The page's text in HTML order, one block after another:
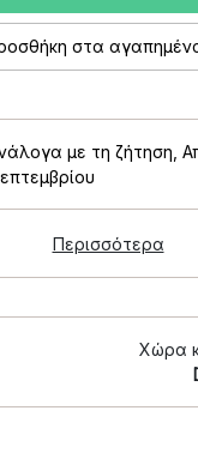
στα
με τη ζήτηση
Περισσότερα
Χώρα